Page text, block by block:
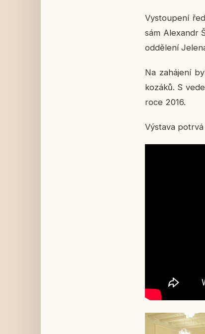
Vy­stou­pe­ní
sám Ale­xan­dr
od­dě­le­ní
Na za­há­je­ní
kozáků. S
roce 2016.
Vý­sta­va